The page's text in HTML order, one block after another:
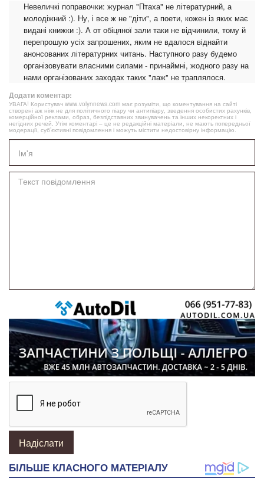
Невеличкі поправочки: журнал "Птаха" не літературний, а
молодіжний :). Ну, і все ж не "діти", а поети, кожен із яких має
видані книжки :). А от обіцяної зали таки не відчинили, тому й
перепрошую усіх запрошених, яким не вдалося віднайти
анонсованих літературних читань. Наступного разу будемо
організовувати власними силами - принаймні, жодного разу на
нами організованих заходах таких "лаж" не траплялося.
Додати коментар:
УВАГА! Користувач www.volynnews.com має розуміти, що коментування на сайті
створені аж ніяк не для політичного піару чи антипіару, зведення особистих рахунків,
комерційної реклами, образ, безпідставних звинувачень та інших некоректних і
негідних речей. Утім коментарі – це не редакційні матеріали, не мають попередньої
модерації, суб’єктивні повідомлення і можуть містити недостовірну інформацію.